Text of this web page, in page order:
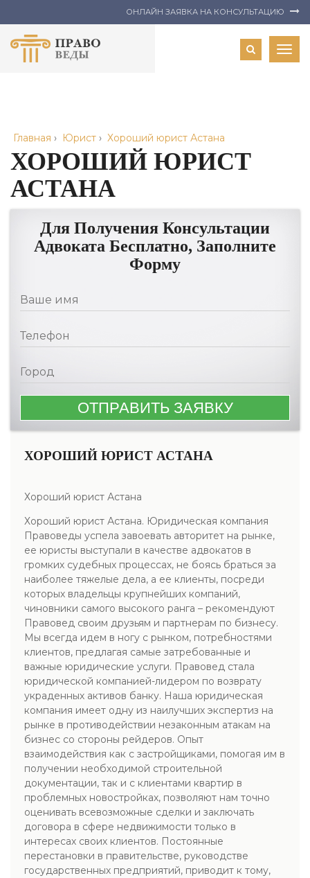
ОНЛАЙН ЗАЯВКА НА КОНСУЛЬТАЦИЮ
Главная › Юрист › Хороший юрист Астана
ХОРОШИЙ ЮРИСТ
АСТАНА
Для Получения Консультации
Адвоката Бесплатно, Заполните
Форму
ХОРОШИЙ ЮРИСТ АСТАНА
Хороший юрист Астана
Хороший юрист Астана. Юридическая компания
Правоведы успела завоевать авторитет на рынке,
ее юристы выступали в качестве адвокатов в
громких судебных процессах, не боясь браться за
наиболее тяжелые дела, а ее клиенты, посреди
которых владельцы крупнейших компаний,
чиновники самого высокого ранга – рекомендуют
Правовед своим друзьям и партнерам по бизнесу.
Мы всегда идем в ногу с рынком, потребностями
клиентов, предлагая самые затребованные и
важные юридические услуги. Правовед стала
юридической компанией-лидером по возврату
украденных активов банку. Наша юридическая
компания имеет одну из наилучших экспертиз на
рынке в противодействии незаконным атакам на
бизнес со стороны рейдеров. Опыт
взаимодействия как с застройщиками, помогая им в
получении необходимой строительной
документации, так и с клиентами квартир в
проблемных новостройках, позволяют нам точно
оценивать всевозможные сделки и заключать
договора в сфере недвижимости только в
интересах своих клиентов. Постоянные
перестановки в правительстве, руководстве
государственных предприятий, приводит к тому,